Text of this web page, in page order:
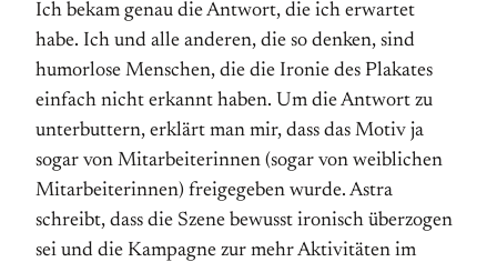
Ich bekam genau die Antwort, die ich erwartet
habe. Ich und alle anderen, die so denken, sind
humorlose Menschen, die die Ironie des Plakates
einfach nicht erkannt haben. Um die Antwort zu
unterbuttern, erklärt man mir, dass das Motiv ja
sogar von Mitarbeiterinnen (sogar von weiblichen
Mitarbeiterinnen) freigegeben wurde. Astra
schreibt, dass die Szene bewusst ironisch überzogen
sei und die Kampagne zur mehr Aktivitäten im